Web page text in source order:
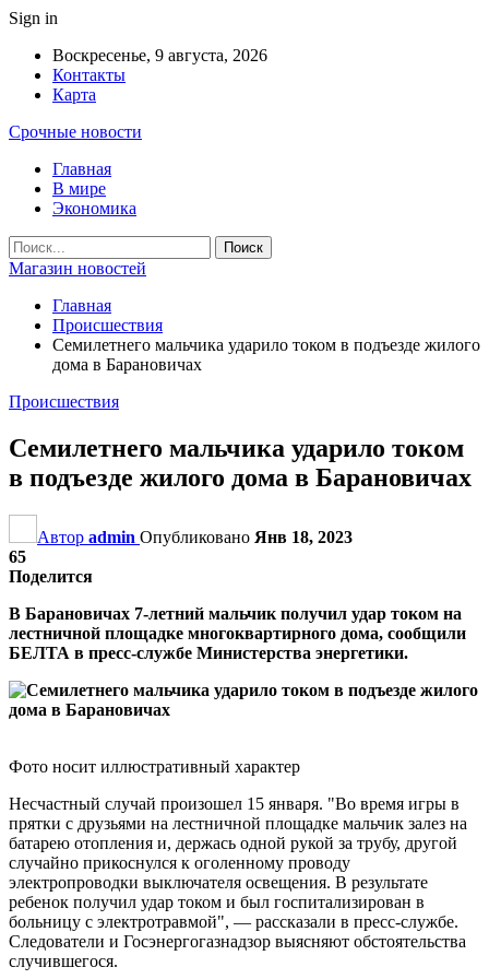
Sign in
Воскресенье, 9 августа, 2026
Контакты
Карта
Срочные новости
Главная
В мире
Экономика
Магазин новостей
Главная
Происшествия
Семилетнего мальчика ударило током в подъезде жилого
дома в Барановичах
Происшествия
Семилетнего мальчика ударило током
в подъезде жилого дома в Барановичах
Автор admin Опубликовано Янв 18, 2023
65
Поделится
В Барановичах 7-летний мальчик получил удар током на
лестничной площадке многоквартирного дома, сообщили
БЕЛТА в пресс-службе Министерства энергетики.
Фото носит иллюстративный характер
Несчастный случай произошел 15 января. "Во время игры в
прятки с друзьями на лестничной площадке мальчик залез на
батарею отопления и, держась одной рукой за трубу, другой
случайно прикоснулся к оголенному проводу
электропроводки выключателя освещения. В результате
ребенок получил удар током и был госпитализирован в
больницу с электротравмой", — рассказали в пресс-службе.
Следователи и Госэнергогазнадзор выясняют обстоятельства
случившегося.